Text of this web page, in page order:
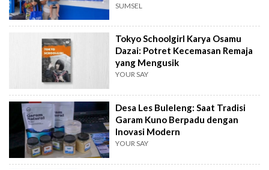
SUMSEL
Tokyo Schoolgirl Karya Osamu
Dazai: Potret Kecemasan Remaja
yang Mengusik
YOUR SAY
Desa Les Buleleng: Saat Tradisi
Garam Kuno Berpadu dengan
Inovasi Modern
YOUR SAY